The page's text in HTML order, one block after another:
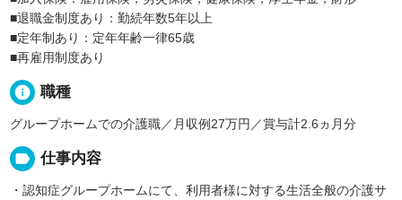
■退職金制度あり：勤続年数5年以上
■定年制あり：定年年齢一律65歳
■再雇用制度あり
info 職種
グループホームでの介護職／月収例27万円／賞与計2.6ヵ月分
label 仕事内容
・認知症グループホームにて、利用者様に対する生活全般の介護サ